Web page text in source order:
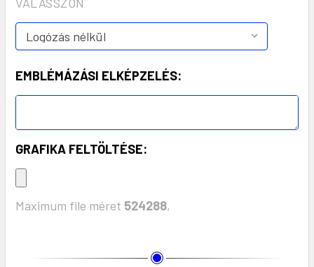
EMBLÉMÁZÁSI ELKÉPZELÉS:
GRAFIKA FELTÖLTÉSE:
Maximum file méret 524288,